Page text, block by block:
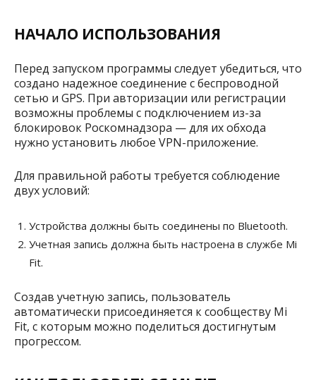
НАЧАЛО ИСПОЛЬЗОВАНИЯ
Перед запуском программы следует убедиться, что
создано надежное соединение с беспроводной
сетью и GPS. При авторизации или регистрации
возможны проблемы с подключением из-за
блокировок Роскомнадзора — для их обхода
нужно установить любое VPN-приложение.
Для правильной работы требуется соблюдение
двух условий:
Устройства должны быть соединены по Bluetooth.
Учетная запись должна быть настроена в службе Mi
Fit.
Создав учетную запись, пользователь
автоматически присоединяется к сообществу Mi
Fit, с которым можно поделиться достигнутым
прогрессом.